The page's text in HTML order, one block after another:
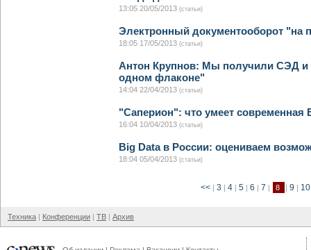
13:05 20/05/2013 (статьи)
Электронный документооборот "на
18:05 17/05/2013 (статьи)
Антон Крупнов: Мы получили СЭД и
одном флаконе"
14:04 22/04/2013 (статьи)
"Саперион": что умеет современная
16:04 10/04/2013 (статьи)
Big Data в России: оцениваем
18:04 05/04/2013 (статьи)
<< | 3 | 4 | 5 | 6 | 7 | 8 | 9 |
Техника Конференции ТВ Архив